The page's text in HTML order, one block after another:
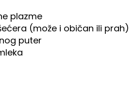
plazme
(može i običan ili prah)
puter